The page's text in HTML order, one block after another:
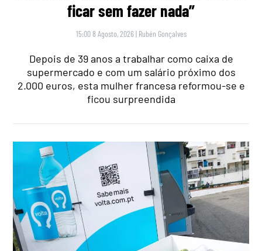
ficar sem fazer nada”
15:00 8 Agosto, 2026 | Rubén Gonçalves
Depois de 39 anos a trabalhar como caixa de
supermercado e com um salário próximo dos
2.000 euros, esta mulher francesa reformou-se e
ficou surpreendida